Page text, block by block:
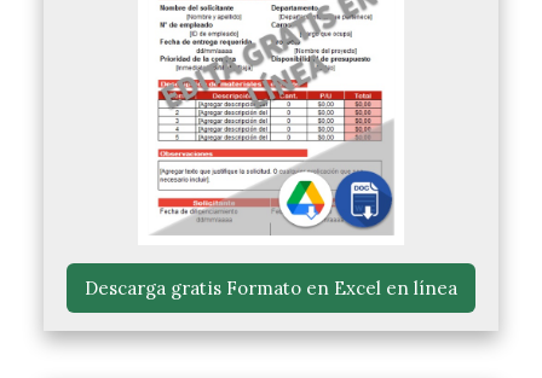
Descarga gratis Formato en Excel en línea